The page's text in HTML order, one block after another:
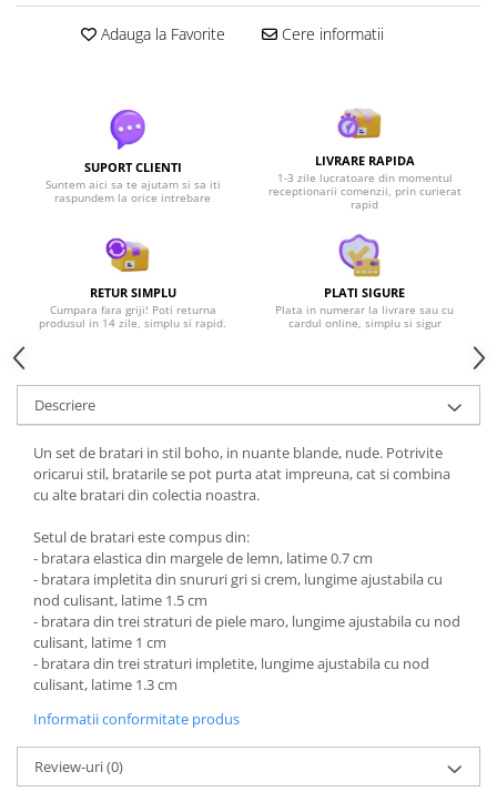
Adauga la Favorite Cere informatii
SUPORT CLIENTI
Suntem aici sa te ajutam si sa iti
raspundem la orice intrebare
LIVRARE RAPIDA
1-3 zile lucratoare din momentul
receptionarii comenzii, prin curierat
rapid
RETUR SIMPLU
Cumpara fara griji! Poti returna
produsul in 14 zile, simplu si rapid.
PLATI SIGURE
Plata in numerar la livrare sau cu
cardul online, simplu si sigur
Descriere
Un set de bratari in stil boho, in nuante blande, nude. Potrivite
oricarui stil, bratarile se pot purta atat impreuna, cat si combina
cu alte bratari din colectia noastra.
Setul de bratari este compus din:
- bratara elastica din margele de lemn, latime 0.7 cm
- bratara impletita din snururi gri si crem, lungime ajustabila cu
nod culisant, latime 1.5 cm
- bratara din trei straturi de piele maro, lungime ajustabila cu nod
culisant, latime 1 cm
- bratara din trei straturi impletite, lungime ajustabila cu nod
culisant, latime 1.3 cm
Informatii conformitate produs
Review-uri(0)